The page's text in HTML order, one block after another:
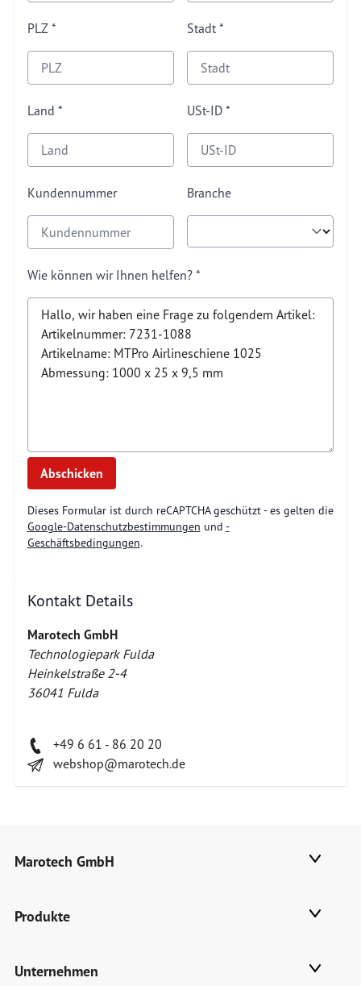
PLZ Stadt
Land USt-ID
Kundennummer Branche
Wie können wir Ihnen helfen?
Abschicken
Dieses Formular ist durch reCAPTCHA geschützt - es gelten die
Google-Datenschutzbestimmungen und -
Geschäftsbedingungen.
Kontakt Details
Marotech GmbH
Technologiepark Fulda
Heinkelstraße 2-4
36041 Fulda
+49 6 61 - 86 20 20
webshop@marotech.de
Marotech GmbH
Produkte
Unternehmen